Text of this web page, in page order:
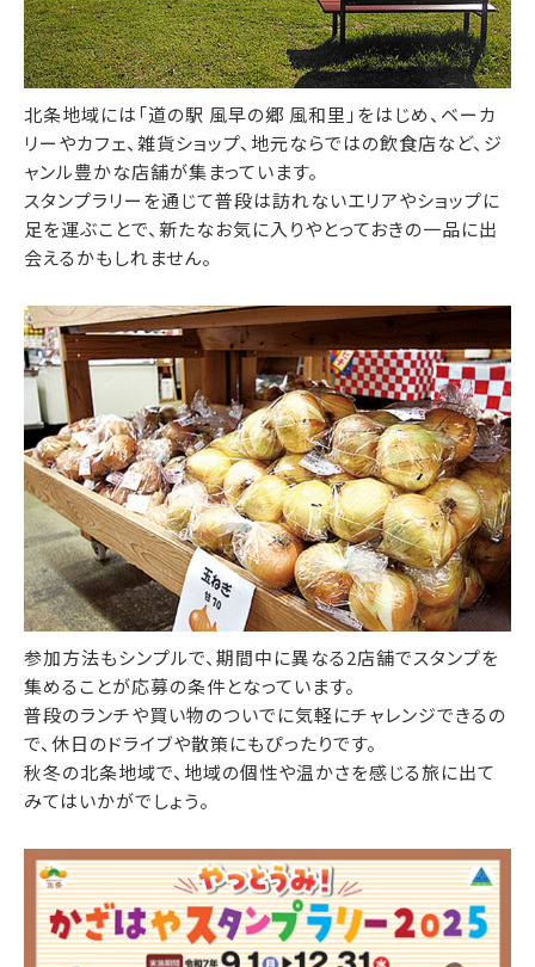
北条地域には「道の駅 風早の郷 風和里」をはじめ、ベーカ
リーやカフェ、雑貨ショップ、地元ならではの飲食店など、ジ
ャンル豊かな店舗が集まっています。
スタンプラリーを通じて普段は訪れないエリアやショップに
足を運ぶことで、新たなお気に入りやとっておきの一品に出
会えるかもしれません。
参加方法もシンプルで、期間中に異なる2店舗でスタンプを
集めることが応募の条件となっています。
普段のランチや買い物のついでに気軽にチャレンジできるの
で、休日のドライブや散策にもぴったりです。
秋冬の北条地域で、地域の個性や温かさを感じる旅に出て
みてはいかがでしょう。